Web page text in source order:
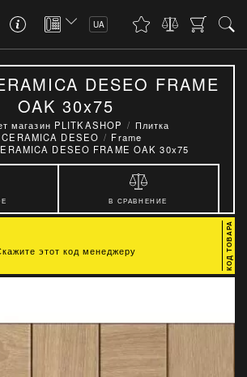
UA
DESEO FRAME
OAK 30x75
магазин PLITKASHOP
Плитка
CERAMICA DESEO
Frame
DESEO FRAME OAK 30x75
В СРАВНЕНИЕ
этот код менеджеру